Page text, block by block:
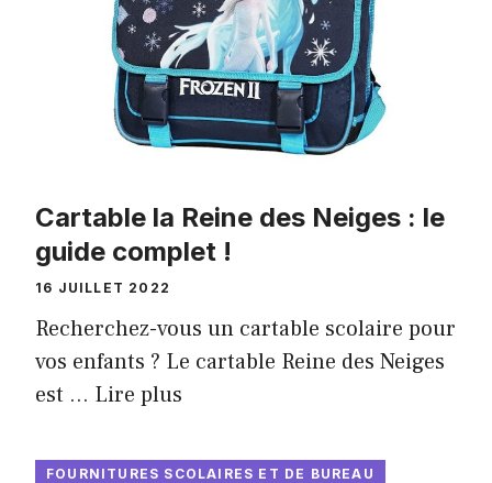
Cartable la Reine des Neiges : le
guide complet !
16 JUILLET 2022
Recherchez-vous un cartable scolaire pour
vos enfants ? Le cartable Reine des Neiges
est … Lire plus
FOURNITURES SCOLAIRES ET DE BUREAU